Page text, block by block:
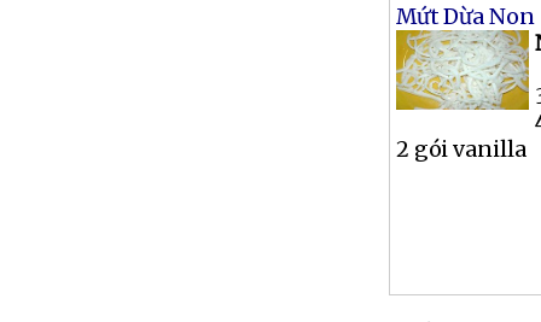
Mứt Dừa Non
2 gói vanilla